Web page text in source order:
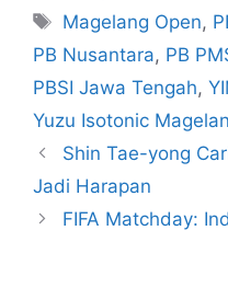
Magelang Open,
PB Nusantara, PB
PBSI Jawa Tengah,
Yuzu Isotonic
Shin Tae-yong
Jadi Harapan
FIFA Matchday: